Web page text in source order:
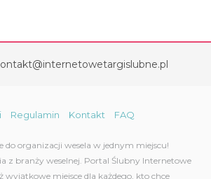
Regulamin Kontakt FAQ
do organizacji wesela w jednym miejscu!
z branży weselnej. Portal Ślubny Internetowe
wyjątkowe miejsce dla każdego, kto chce